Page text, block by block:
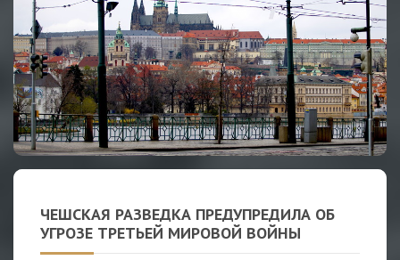
ЧЕШСКАЯ РАЗВЕДКА ПРЕДУПРЕДИЛА ОБ
УГРОЗЕ ТРЕТЬЕЙ МИРОВОЙ ВОЙНЫ